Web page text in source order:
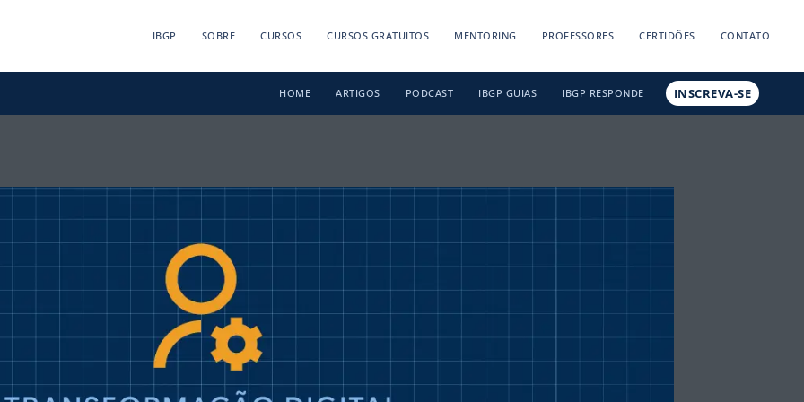
IBGP SOBRE CURSOS CURSOS GRATUITOS MENTORING PROFESSORES CERTIDÕES CONTATO
HOME ARTIGOS PODCAST IBGP GUIAS IBGP RESPONDE INSCREVA-SE